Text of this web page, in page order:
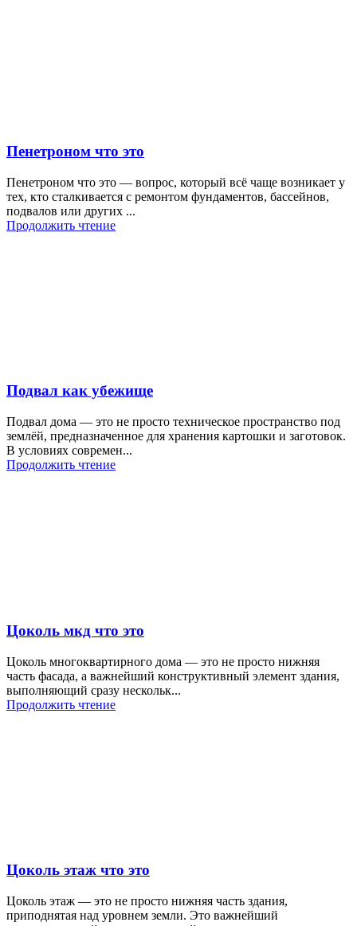
Пенетроном что это
Пенетроном что это — вопрос, который всё чаще возникает у
тех, кто сталкивается с ремонтом фундаментов, бассейнов,
подвалов или других ...
Продолжить чтение
Подвал как убежище
Подвал дома — это не просто техническое пространство под
землёй, предназначенное для хранения картошки и заготовок.
В условиях современ...
Продолжить чтение
Цоколь мкд что это
Цоколь многоквартирного дома — это не просто нижняя
часть фасада, а важнейший конструктивный элемент здания,
выполняющий сразу нескольк...
Продолжить чтение
Цоколь этаж что это
Цоколь этаж — это не просто нижняя часть здания,
приподнятая над уровнем земли. Это важнейший